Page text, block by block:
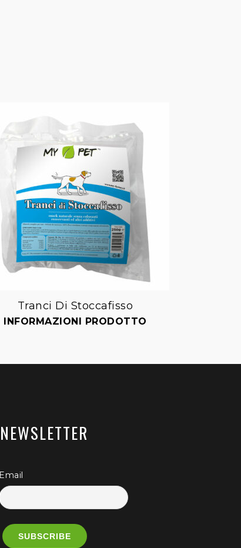
Tranci Di Stoccafisso
INFORMAZIONI PRODOTTO
NEWSLETTER
Email